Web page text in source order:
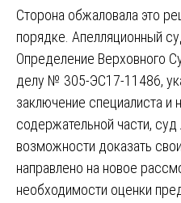
Сторона обжаловала это
порядке. Апелляционный
Определение Верховного
делу № 305-ЭС17-11486,
заключение специалиста и
содержательной части,
возможности доказать
направлено на новое
необходимости оценки